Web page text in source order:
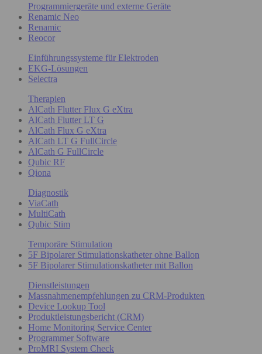
Programmiergeräte und externe Geräte
Renamic Neo
Renamic
Reocor
Einführungssysteme für Elektroden
EKG-Lösungen
Selectra
Therapien
AlCath Flutter Flux G eXtra
AlCath Flutter LT G
AlCath Flux G eXtra
AlCath LT G FullCircle
AlCath G FullCircle
Qubic RF
Qiona
Diagnostik
ViaCath
MultiCath
Qubic Stim
Temporäre Stimulation
5F Bipolarer Stimulationskatheter ohne Ballon
5F Bipolarer Stimulationskatheter mit Ballon
Dienstleistungen
Massnahmenempfehlungen zu CRM-Produkten
Device Lookup Tool
Produktleistungsbericht (CRM)
Home Monitoring Service Center
Programmer Software
ProMRI System Check